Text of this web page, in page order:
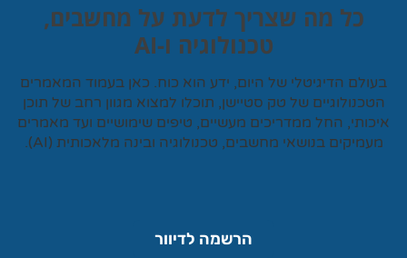
כל מה שצריך לדעת על מחשבים,
טכנולוגיה ו-AI
הדיגיטלי של היום, ידע הוא כוח. כאן בעמוד המאמרים
של טק סטיישן, תוכלו למצוא מגוון רחב של תוכן
החל ממדריכים מעשיים, טיפים שימושיים ועד מאמרים
מעמיקים בנושאי מחשבים, טכנולוגיה ובינה מלאכותית (AI).
הרשמה לדיוור